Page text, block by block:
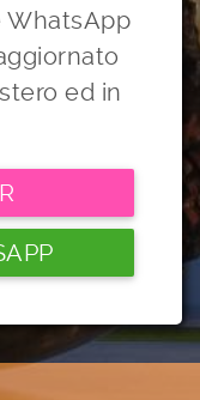
WhatsApp
ed in